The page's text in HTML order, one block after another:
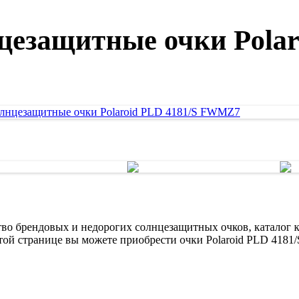
очки
брендовых и недорогих солнцезащитных очков, каталог
странице вы можете приобрести очки Polaroid PLD